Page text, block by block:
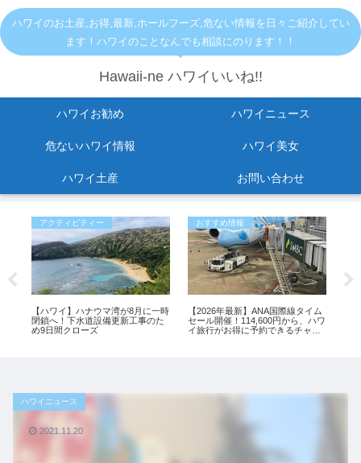
ハワイのお土産,お得,最新,ホールフーズ,危ない情報を日々ご紹介してい
ます！ハワイのことなんでも相談にのります！！
Hawaii-ne ハワイいいね!!
ハワイお勧め ハワイニュース
危ないハワイ情報 ハワイ美女
ハワイ土産 お問い合わせ
アクティビティー
【ハワイ】ハナウマ湾が8月に一時
閉鎖へ！下水道設備更新工事のた
め9日間クローズ
おすすめ情報
【2026年最新】ANA国際線タイム
セール開催！114,600円から、ハワ
イ旅行がお得に予約できるチャン
ハワイニュース
2021.11.20